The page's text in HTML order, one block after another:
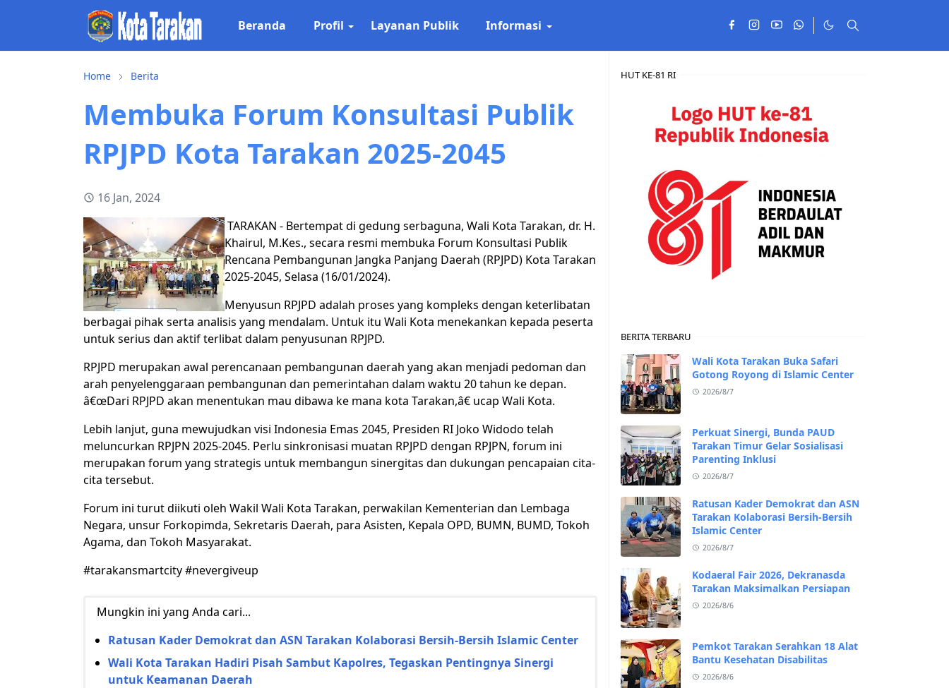
Beranda Profil Layanan Publik Informasi
Home Berita
Membuka Forum Konsultasi Publik
RPJPD Kota Tarakan 2025-2045
16 Jan, 2024
TARAKAN - Bertempat di gedung serbaguna, Wali Kota Tarakan, dr. H.
Khairul, M.Kes., secara resmi membuka Forum Konsultasi Publik
Rencana Pembangunan Jangka Panjang Daerah (RPJPD) Kota Tarakan
2025-2045, Selasa (16/01/2024).
Menyusun RPJPD adalah proses yang kompleks dengan keterlibatan
berbagai pihak serta analisis yang mendalam. Untuk itu Wali Kota menekankan kepada peserta
untuk serius dan aktif terlibat dalam penyusunan RPJPD.
RPJPD merupakan awal perencanaan pembangunan daerah yang akan menjadi pedoman dan
arah penyelenggaraan pembangunan dan pemerintahan dalam waktu 20 tahun ke depan.
â€œDari RPJPD akan menentukan mau dibawa ke mana kota Tarakan,â€ ucap Wali Kota.
Lebih lanjut, guna mewujudkan visi Indonesia Emas 2045, Presiden RI Joko Widodo telah
meluncurkan RPJPN 2025-2045. Perlu sinkronisasi muatan RPJPD dengan RPJPN, forum ini
merupakan forum yang strategis untuk membangun sinergitas dan dukungan pencapaian cita-
cita tersebut.
Forum ini turut diikuti oleh Wakil Wali Kota Tarakan, perwakilan Kementerian dan Lembaga
Negara, unsur Forkopimda, Sekretaris Daerah, para Asisten, Kepala OPD, BUMN, BUMD, Tokoh
Agama, dan Tokoh Masyarakat.
#tarakansmartcity #nevergiveup
Mungkin ini yang Anda cari...
Ratusan Kader Demokrat dan ASN Tarakan Kolaborasi Bersih-Bersih Islamic Center
Wali Kota Tarakan Hadiri Pisah Sambut Kapolres, Tegaskan Pentingnya Sinergi
untuk Keamanan Daerah
HUT KE-81 RI
BERITA TERBARU
Wali Kota Tarakan Buka Safari
Gotong Royong di Islamic Center
2026/8/7
Perkuat Sinergi, Bunda PAUD
Tarakan Timur Gelar Sosialisasi
Parenting Inklusi
2026/8/7
Ratusan Kader Demokrat dan ASN
Tarakan Kolaborasi Bersih-Bersih
Islamic Center
2026/8/7
Kodaeral Fair 2026, Dekranasda
Tarakan Maksimalkan Persiapan
2026/8/6
Pemkot Tarakan Serahkan 18 Alat
Bantu Kesehatan Disabilitas
2026/8/6